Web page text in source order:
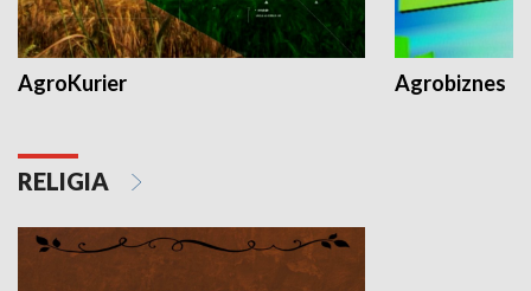
AgroKurier Agrobiznes
RELIGIA